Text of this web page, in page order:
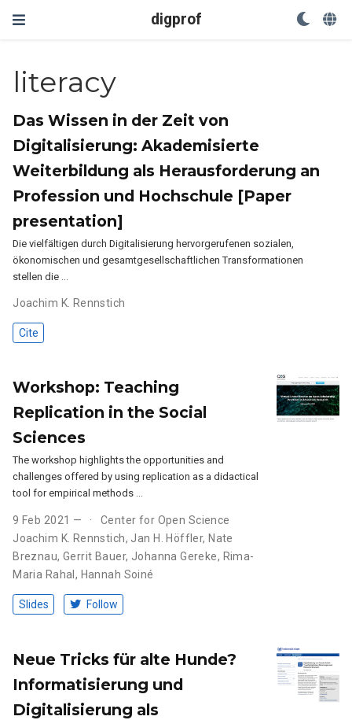
digprof
literacy
Das Wissen in der Zeit von
Digitalisierung: Akademisierte
Weiterbildung als Herausforderung an
Profession und Hochschule [Paper
presentation]
Die vielfältigen durch Digitalisierung hervorgerufenen sozialen,
ökonomischen und gesamtgesellschaftlichen Transformationen
stellen die …
Joachim K. Rennstich
Cite
Workshop: Teaching
Replication in the Social
Sciences
The workshop highlights the opportunities and
challenges offered by using replication as a didactical
tool for empirical methods …
9 Feb 2021 —
Center for Open Science
Joachim K. Rennstich, Jan H. Höffler, Nate
Breznau, Gerrit Bauer, Johanna Gereke, Rima-
Maria Rahal , Hannah Soiné
Slides Follow
Neue Tricks für alte Hunde?
Informatisierung und
Digitalisierung als